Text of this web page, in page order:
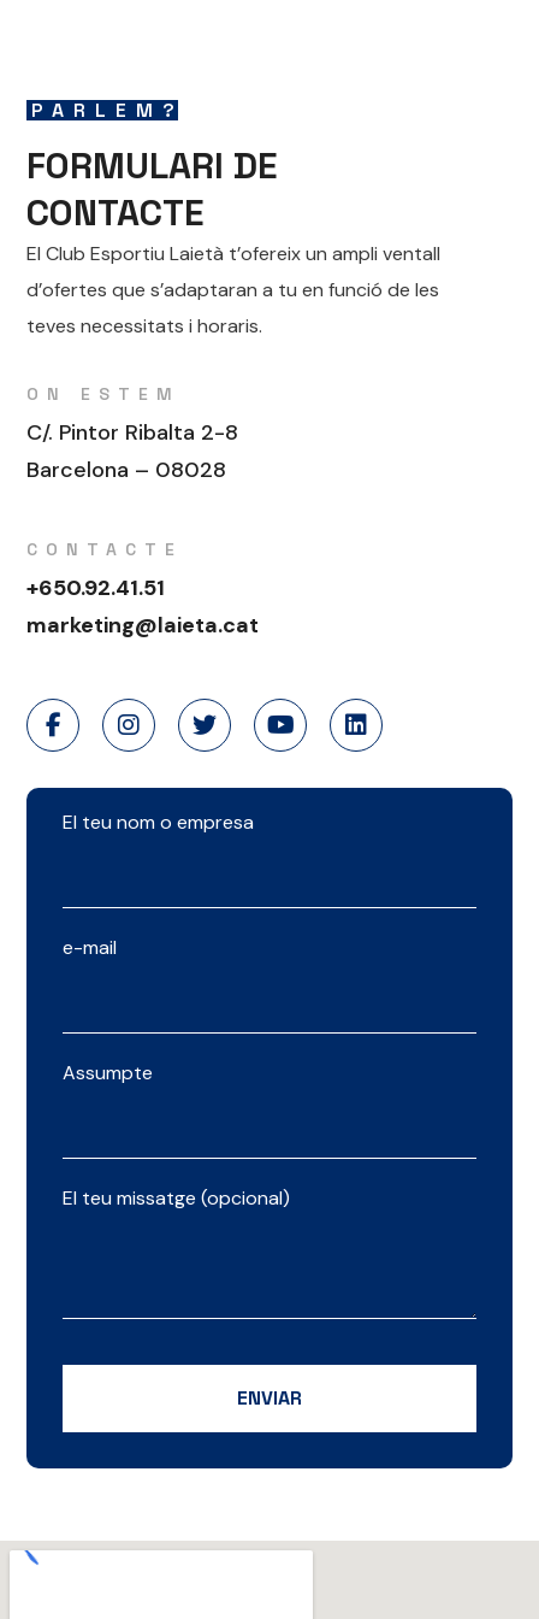
PARLEM?
FORMULARI DE
CONTACTE
El Club Esportiu Laietà t’ofereix un ampli ventall
d’ofertes que s’adaptaran a tu en funció de les
teves necessitats i horaris.
ON ESTEM
C/. Pintor Ribalta 2-8
Barcelona – 08028
CONTACTE
+650.92.41.51
marketing@laieta.cat
El teu nom o empresa
e-mail
Assumpte
El teu missatge (opcional)